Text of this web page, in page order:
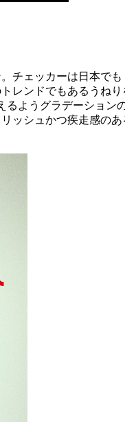
チェッカーは日本で
レンドでもあるうね
ようグラデーション
ッシュかつ疾走感の